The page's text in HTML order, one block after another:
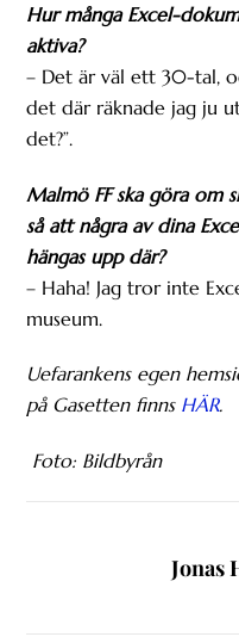
Hur många Excel-
aktiva?
– Det är väl ett 30-tal,
det där räknade jag ju
det?”.
Malmö FF ska göra om
så att några av dina
hängas upp där?
– Haha! Jag tror inte
museum.
Uefarankens egen
på Gasetten finns HÄR.
Foto: Bildbyrån
Jonas